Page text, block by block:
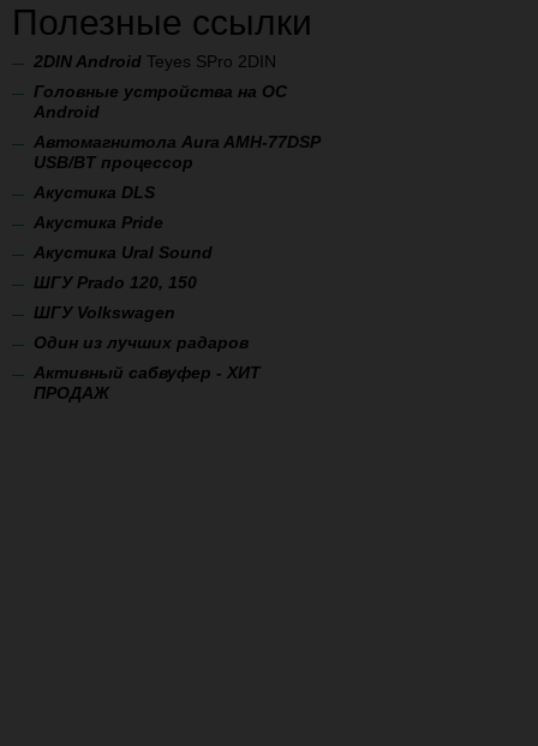
Полезные ссылки
2DIN Android Teyes SPro 2DIN
Головные устройства на ОС
Android
Автомагнитола Aura AMH-77DSP
USB/BT процессор
Акустика DLS
Акустика Pride
Акустика Ural Sound
ШГУ Prado 120, 150
ШГУ Volkswagen
Один из лучших радаров
Активный сабвуфер - ХИТ
ПРОДАЖ